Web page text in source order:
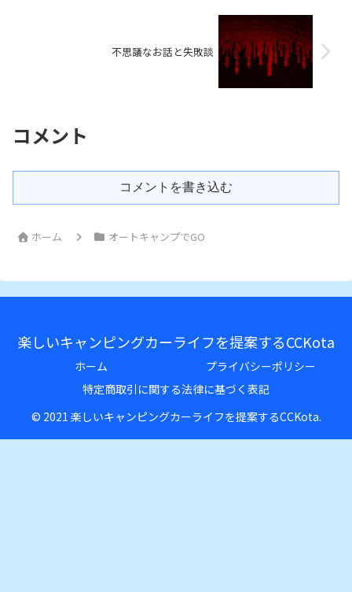
不思議なお話と失敗談
コメント
コメントを書き込む
ホーム オートキャンプでGO
楽しいキャンピングカーライフを提案するCCKota
ホーム
プライバシーポリシー
特定商取引に関する法律に基づく表記
© 2021 楽しいキャンピングカーライフを提案するCCKota.